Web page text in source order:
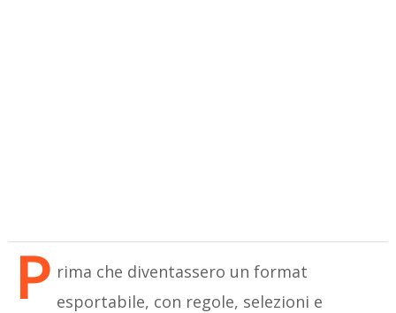
P rima che diventassero un format
esportabile, con regole, selezioni e